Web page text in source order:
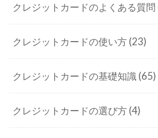
クレジットカードのよくある質問
クレジットカードの使い方 (23)
クレジットカードの基礎知識 (65)
クレジットカードの選び方 (4)